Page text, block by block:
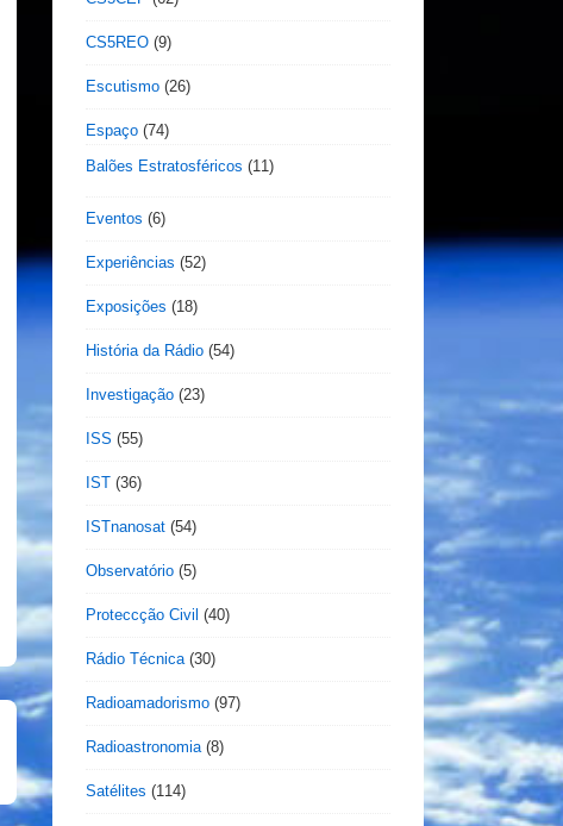
CS5REO (9)
Escutismo (26)
Espaço (74)
Balões Estratosféricos (11)
Eventos (6)
Experiências (52)
Exposições (18)
História da Rádio (54)
Investigação (23)
ISS (55)
IST (36)
ISTnanosat (54)
Observatório (5)
Proteccção Civil (40)
Rádio Técnica(30)
Radioamadorismo (97)
Radioastronomia(8)
Satélites (114)